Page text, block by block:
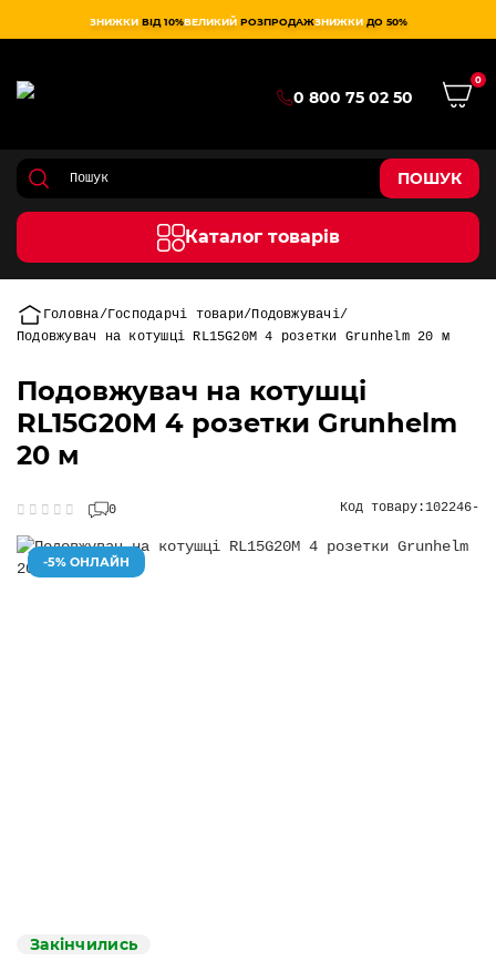
ЗНИЖКИ ВІД 10%ВЕЛИКИЙ РОЗПРОДАЖЗНИЖКИ ДО 50%
0 800 75 02 50
0
ПОШУК
Каталог товарів
Головна Господарчі товари Подовжувачі
Подовжувач на котушці RL15G20M 4 розетки Grunhelm 20 м
Подовжувач на котушці
RL15G20M 4 розетки Grunhelm
20 м
0 Код товару:102246-
-5% ОНЛАЙН
Закінчились